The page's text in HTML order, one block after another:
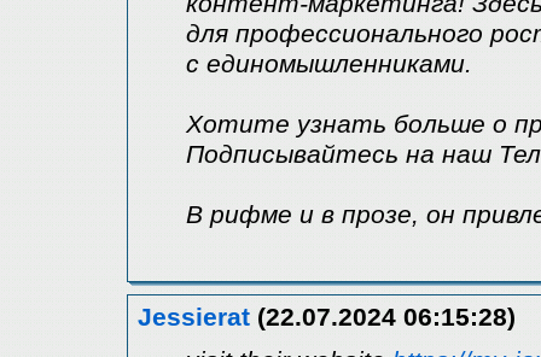
для профессионального
с единомышленниками.
Хотите узнать больше о
Подписывайтесь на наш
В рифме и в прозе, он
Jessierat (22.07.2024 06:15:28)